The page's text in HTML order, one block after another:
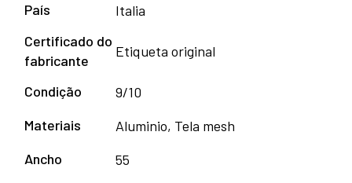
País
Italia
Certificado do
fabricante
Etiqueta original
Condição
9/10
Materiais
Aluminio, Tela mesh
Ancho
55